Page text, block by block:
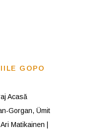
GOPO
Acasă
Gorgan, Ümit
Matikainen |